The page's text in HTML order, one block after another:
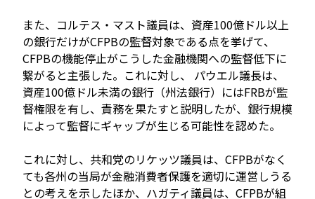
また、コルテス・マスト議員は、資産100億ドル以上
の銀行だけがCFPBの監督対象である点を挙げて、
CFPBの機能停止がこうした金融機関への監督低下に
繋がると主張した。これに対し、 パウエル議長は、
資産100億ドル未満の銀行（州法銀行）にはFRBが監
督権限を有し、責務を果たすと説明したが、銀行規模
によって監督にギャップが生じる可能性を認めた。
これに対し、共和党のリケッツ議員は、CFPBがなく
ても各州の当局が金融消費者保護を適切に運営しうる
との考えを示したほか、ハガティ議員は、CFPBが組